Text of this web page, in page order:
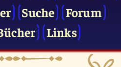
Suche
Forum
Links